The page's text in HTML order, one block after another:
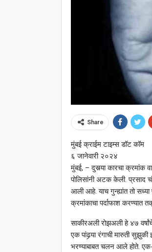
Share
मुंबई क्राईम टाइम्स डॉट कॉम
६ जानेवारी २०२४
मुंबई, – दुसर्‍या कारचा क्रमांक
पोलिसांनी अटक केली. प्रसाद
आली आहे. याच गुन्ह्यांत तो
क्रमांकाचा पर्दाफाश करण्यात
साकीरअली रोझअली हे ४७
एक पांढर्‍या रंगाची मारुती
भरण्याबाबत चलन आले होते. एक-